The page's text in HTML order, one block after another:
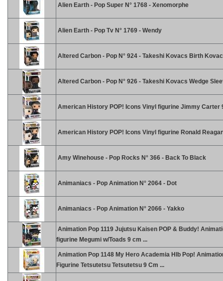
Alien Earth - Pop Super N° 1768 - Xenomorphe
Alien Earth - Pop Tv N° 1769 - Wendy
Altered Carbon - Pop N° 924 - Takeshi Kovacs Birth
Altered Carbon - Pop N° 926 - Takeshi Kovacs Wedge
American History POP! Icons Vinyl figurine Jimmy Carter
American History POP! Icons Vinyl figurine Ronald
Amy Winehouse - Pop Rocks N° 366 - Back To Black
Animaniacs - Pop Animation N° 2064 - Dot
Animaniacs - Pop Animation N° 2066 - Yakko
Animation Pop 1119 Jujutsu Kaisen POP & Buddy!
figurine Megumi w/Toads 9 cm ...
Animation Pop 1148 My Hero Academia Hlb Pop!
Figurine Tetsutetsu Tetsutetsu 9 Cm ...